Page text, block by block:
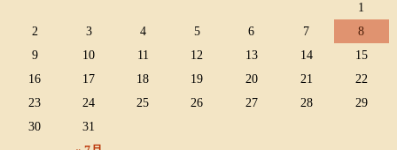
1
2
3 4 5 6 7
8
9
10 11 12 13 14
15
16
17 18 19 20 21
22
23
24 25 26 27 28
29
30
31